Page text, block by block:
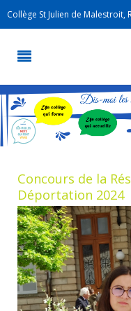
Collège St Julien de Malestroit,
Concours de la
Déportation 2024